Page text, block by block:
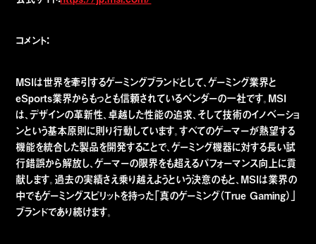
コメント：
MSIは世界を牽引するゲーミングブランドとして、ゲーミング業界と
eSports業界からもっとも信頼されているベンダーの一社です。MSI
は、デザインの革新性、卓越した性能の追求、そして技術のイノベーショ
ンという基本原則に則り行動しています。すべてのゲーマーが熱望する
機能を統合した製品を開発することで、ゲーミング機器に対する長い試
行錯誤から解放し、ゲーマーの限界をも超えるパフォーマンス向上に貢
献します。過去の実績さえ乗り越えようという決意のもと、MSIは業界の
中でもゲーミングスピリットを持った「真のゲーミング（True Gaming）」
ブランドであり続けます。